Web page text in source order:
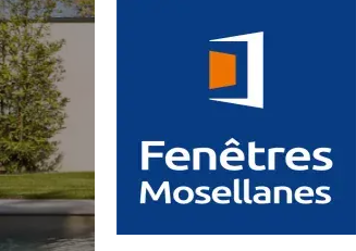
Portails et portillons
Carports
Clôtures